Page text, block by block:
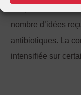
nombre d’idées
antibiotiques. La
intensifiée sur